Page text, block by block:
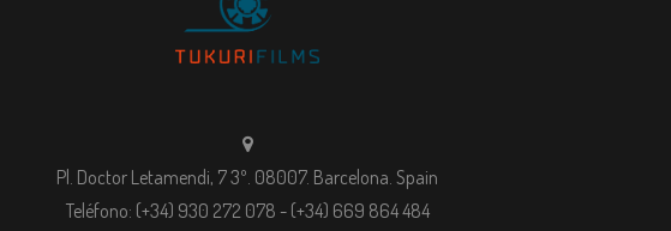
Pl. Doctor Letamendi, 7 3º. 08007. Barcelona. Spain
Teléfono: (+34) 930 272 078 - (+34) 669 864 484